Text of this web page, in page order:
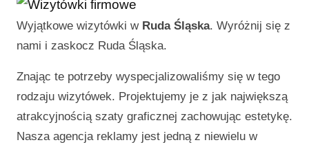
Wyjątkowe wizytówki w Ruda Śląska. Wyróżnij się z
nami i zaskocz Ruda Śląska.
Znając te potrzeby wyspecjalizowaliśmy się w tego
rodzaju wizytówek. Projektujemy je z jak największą
atrakcyjnością szaty graficznej zachowując estetykę.
Nasza agencja reklamy jest jedną z niewielu w